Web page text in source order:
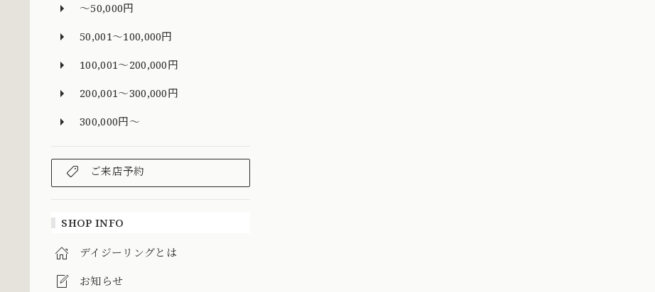
～50,000円
50,001～100,000円
100,001～200,000円
200,001～300,000円
300,000円～
ご来店予約
SHOP INFO
デイジーリングとは
お知らせ